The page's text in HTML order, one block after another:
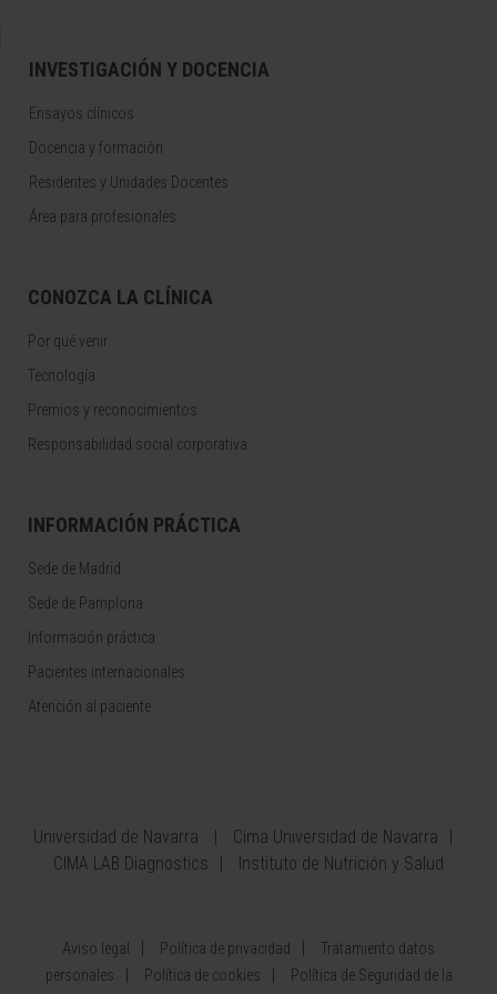
INVESTIGACIÓN Y DOCENCIA
Ensayos clínicos
Docencia y formación
Residentes y Unidades Docentes
Área para profesionales
CONOZCA LA CLÍNICA
Por qué venir
Tecnología
Premios y reconocimientos
Responsabilidad social corporativa
INFORMACIÓN PRÁCTICA
Sede de Madrid
Sede de Pamplona
Información práctica
Pacientes internacionales
Atención al paciente
Universidad de Navarra
Cima Universidad de Navarra
CIMA LAB Diagnostics
Instituto de Nutrición y Salud
Aviso legal Política de privacidad
Tratamiento datos
personales
Política de cookies
Política de Seguridad de la